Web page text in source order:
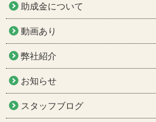
助成金について
動画あり
弊社紹介
お知らせ
スタッフブログ